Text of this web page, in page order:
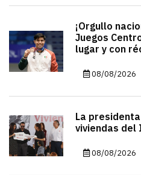
¡Orgullo
Juegos
lugar y con
08/08/2026
La
viviendas del
08/08/2026